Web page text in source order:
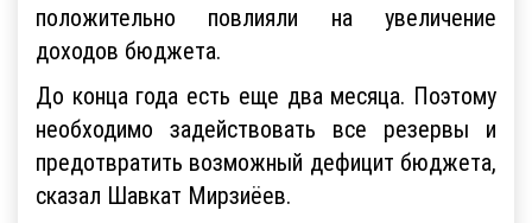
положительно повлияли на увеличение
доходов бюджета.
До конца года есть еще два месяца. Поэтому
необходимо задействовать все резервы и
предотвратить возможный дефицит бюджета,
сказал Шавкат Мирзиёев.